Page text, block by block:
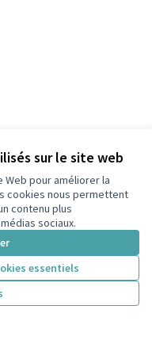
sur le site web
pour améliorer la
cookies nous permettent
contenu plus
sociaux.
essentiels